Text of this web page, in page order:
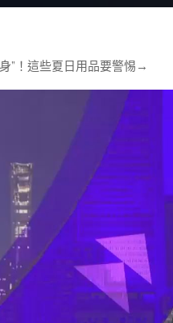
身”！這些夏日用品要警惕→